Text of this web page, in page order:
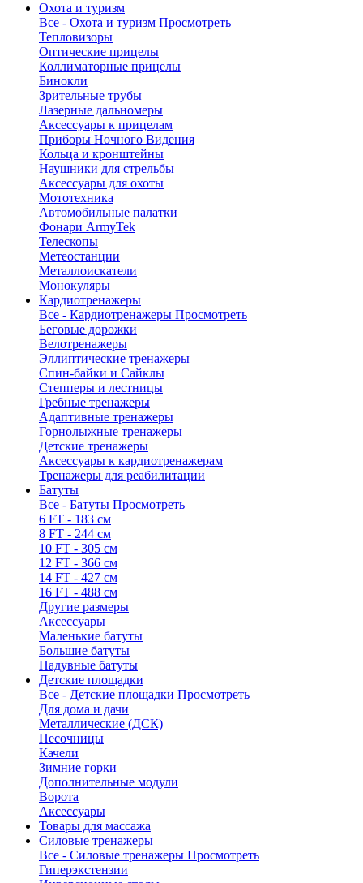
Охота и туризм
Все - Охота и туризм Просмотреть
Тепловизоры
Оптические прицелы
Коллиматорные прицелы
Бинокли
Зрительные трубы
Лазерные дальномеры
Аксессуары к прицелам
Приборы Ночного Видения
Кольца и кронштейны
Наушники для стрельбы
Аксессуары для охоты
Мототехника
Автомобильные палатки
Фонари ArmyTek
Телескопы
Метеостанции
Металлоискатели
Монокуляры
Кардиотренажеры
Все - Кардиотренажеры Просмотреть
Беговые дорожки
Велотренажеры
Эллиптические тренажеры
Спин-байки и Сайклы
Степперы и лестницы
Гребные тренажеры
Адаптивные тренажеры
Горнолыжные тренажеры
Детские тренажеры
Аксессуары к кардиотренажерам
Тренажеры для реабилитации
Батуты
Все - Батуты Просмотреть
6 FT - 183 см
8 FT - 244 см
10 FT - 305 см
12 FT - 366 см
14 FT - 427 см
16 FT - 488 см
Другие размеры
Аксессуары
Маленькие батуты
Большие батуты
Надувные батуты
Детские площадки
Все - Детские площадки Просмотреть
Для дома и дачи
Металлические (ДСК)
Песочницы
Качели
Зимние горки
Дополнительные модули
Ворота
Аксессуары
Товары для массажа
Силовые тренажеры
Все - Силовые тренажеры Просмотреть
Гиперэкстензии